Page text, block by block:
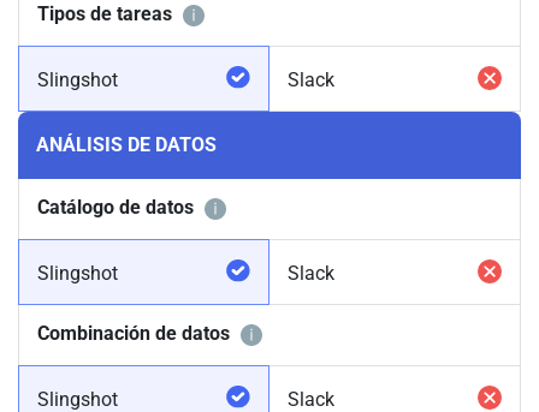
Tipos de tareas
Slingshot Slack
ANÁLISIS DE DATOS
Catálogo de datos
Slingshot Slack
Combinación de datos
Slingshot Slack